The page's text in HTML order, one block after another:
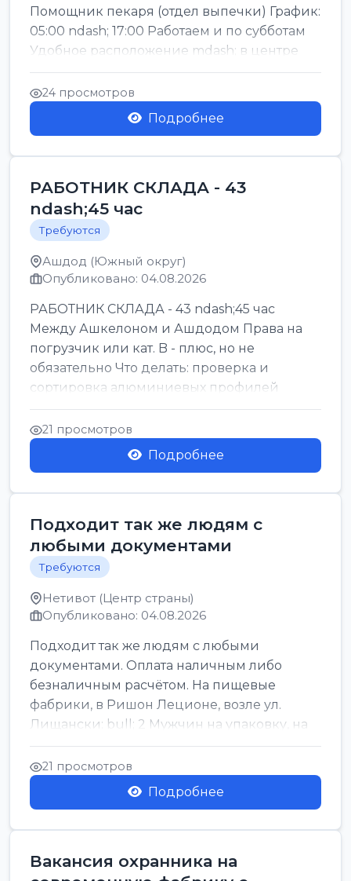
Помощник пекаря (отдел выпечки) График:
05:00 ndash; 17:00 Работаем и по субботам
Удобное расположение mdash; в центре
го...
24 просмотров
Подробнее
РАБОТНИК СКЛАДА - 43
ndash;45 час
Требуются
Ашдод (Южный округ)
Опубликовано: 04.08.2026
РАБОТНИК СКЛАДА - 43 ndash;45 час
Между Ашкелоном и Ашдодом Права на
погрузчик или кат. B - плюс, но не
обязательно Что делать: проверка и
сортировка алюминиевых профилей
График: 5 дн, с 7:00 до 17:00...
21 просмотров
Подробнее
Подходит так же людям с
любыми документами
Требуются
Нетивот (Центр страны)
Опубликовано: 04.08.2026
Подходит так же людям с любыми
документами. Оплата наличным либо
безналичным расчётом. На пищевые
фабрики, в Ришон Леционе, возле ул.
Лищански: bull; 2 Мужчин на упаковку, на
машинку рисовых макоронов...
21 просмотров
Подробнее
Вакансия охранника на